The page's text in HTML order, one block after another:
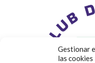
Gestionar
las cookies